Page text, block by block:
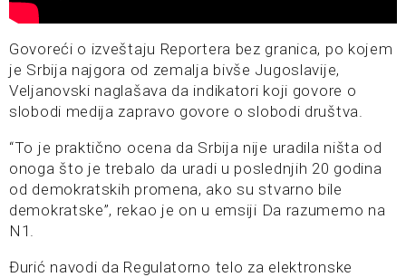
Govoreći o izveštaju Reportera bez granica, po kojem
je Srbija najgora od zemalja bivše Jugoslavije,
Veljanovski naglašava da indikatori koji govore o
slobodi medija zapravo govore o slobodi društva.
“To je praktično ocena da Srbija nije uradila ništa od
onoga što je trebalo da uradi u poslednjih 20 godina
od demokratskih promena, ako su stvarno bile
demokratske”, rekao je on u emsiji Da razumemo na
N1.
Đurić navodi da Regulatorno telo za elektronske